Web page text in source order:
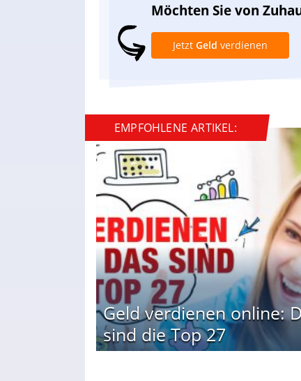
Möchten Sie von
Jetzt Geld verdienen
EMPFOHLENE ARTIKEL:
Geld verdienen online:
sind die Top 27